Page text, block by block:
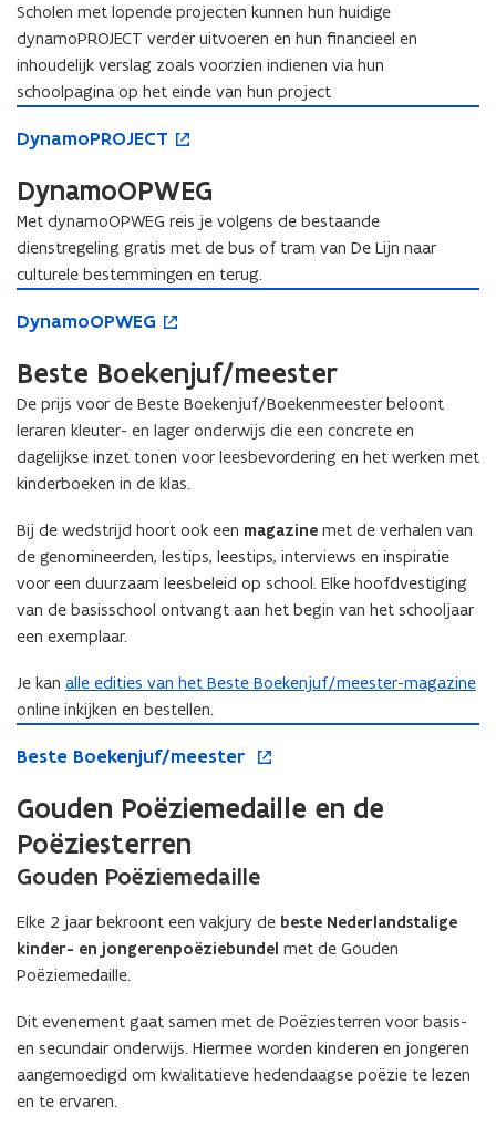
t
e
r
r
i
e
u
w
v
e
s
t
e
r
u
r
Scholen met lopende projecten kunnen hun huidige
dynamoPROJECT verder uitvoeren en hun financieel en
inhoudelijk verslag zoals voorzien indienen via hun
schoolpagina op het einde van hun project
y
a
o
P
R
J
C
T
p
n
i
n
n
e
w
v
n
s
t
r
DynamoPROJECT
D
n
a
m
o
P
O
E
C
T
DynamoOPWEG
Met dynamoOPWEG reis je volgens de bestaande
dienstregeling gratis met de bus of tram van De Lijn naar
culturele bestemmingen en terug.
y
a
o
O
P
W
G
p
n
i
n
n
i
u
w
v
s
e
r
DynamoOPWEG
D
n
a
m
o
O
P
E
G
Beste Boekenjuf/meester
De prijs voor de Beste Boekenjuf/Boekenmeester beloont
leraren kleuter- en lager onderwijs die een concrete en
dagelijkse inzet tonen voor leesbevordering en het werken met
kinderboeken in de klas.
Bij de wedstrijd hoort ook een magazine met de verhalen van
de genomineerden, lestips, leestips, interviews en inspiratie
voor een duurzaam leesbeleid op school. Elke hoofdvestiging
van de basisschool ontvangt aan het begin van het schooljaar
een exemplaar.
Je kan alle edities van het Beste Boekenjuf/meester-magazine
online inkijken en bestellen.
e
t
B
o
k
e
n
u
/
m
e
p
n
n
i
e
u
v
n
s
t
Beste Boekenjuf/meester
B
s
t
e
B
e
k
e
n
j
u
f
/
m
Gouden Poëziemedaille en de
Poëziesterren
Gouden Poëziemedaille
Elke 2 jaar bekroont een vakjury de beste Nederlandstalige
kinder- en jongerenpoëziebundel met de Gouden
Poëziemedaille.
Dit evenement gaat samen met de Poëziesterren voor basis-
en secundair onderwijs. Hiermee worden kinderen en jongeren
aangemoedigd om kwalitatieve hedendaagse poëzie te lezen
en te ervaren.